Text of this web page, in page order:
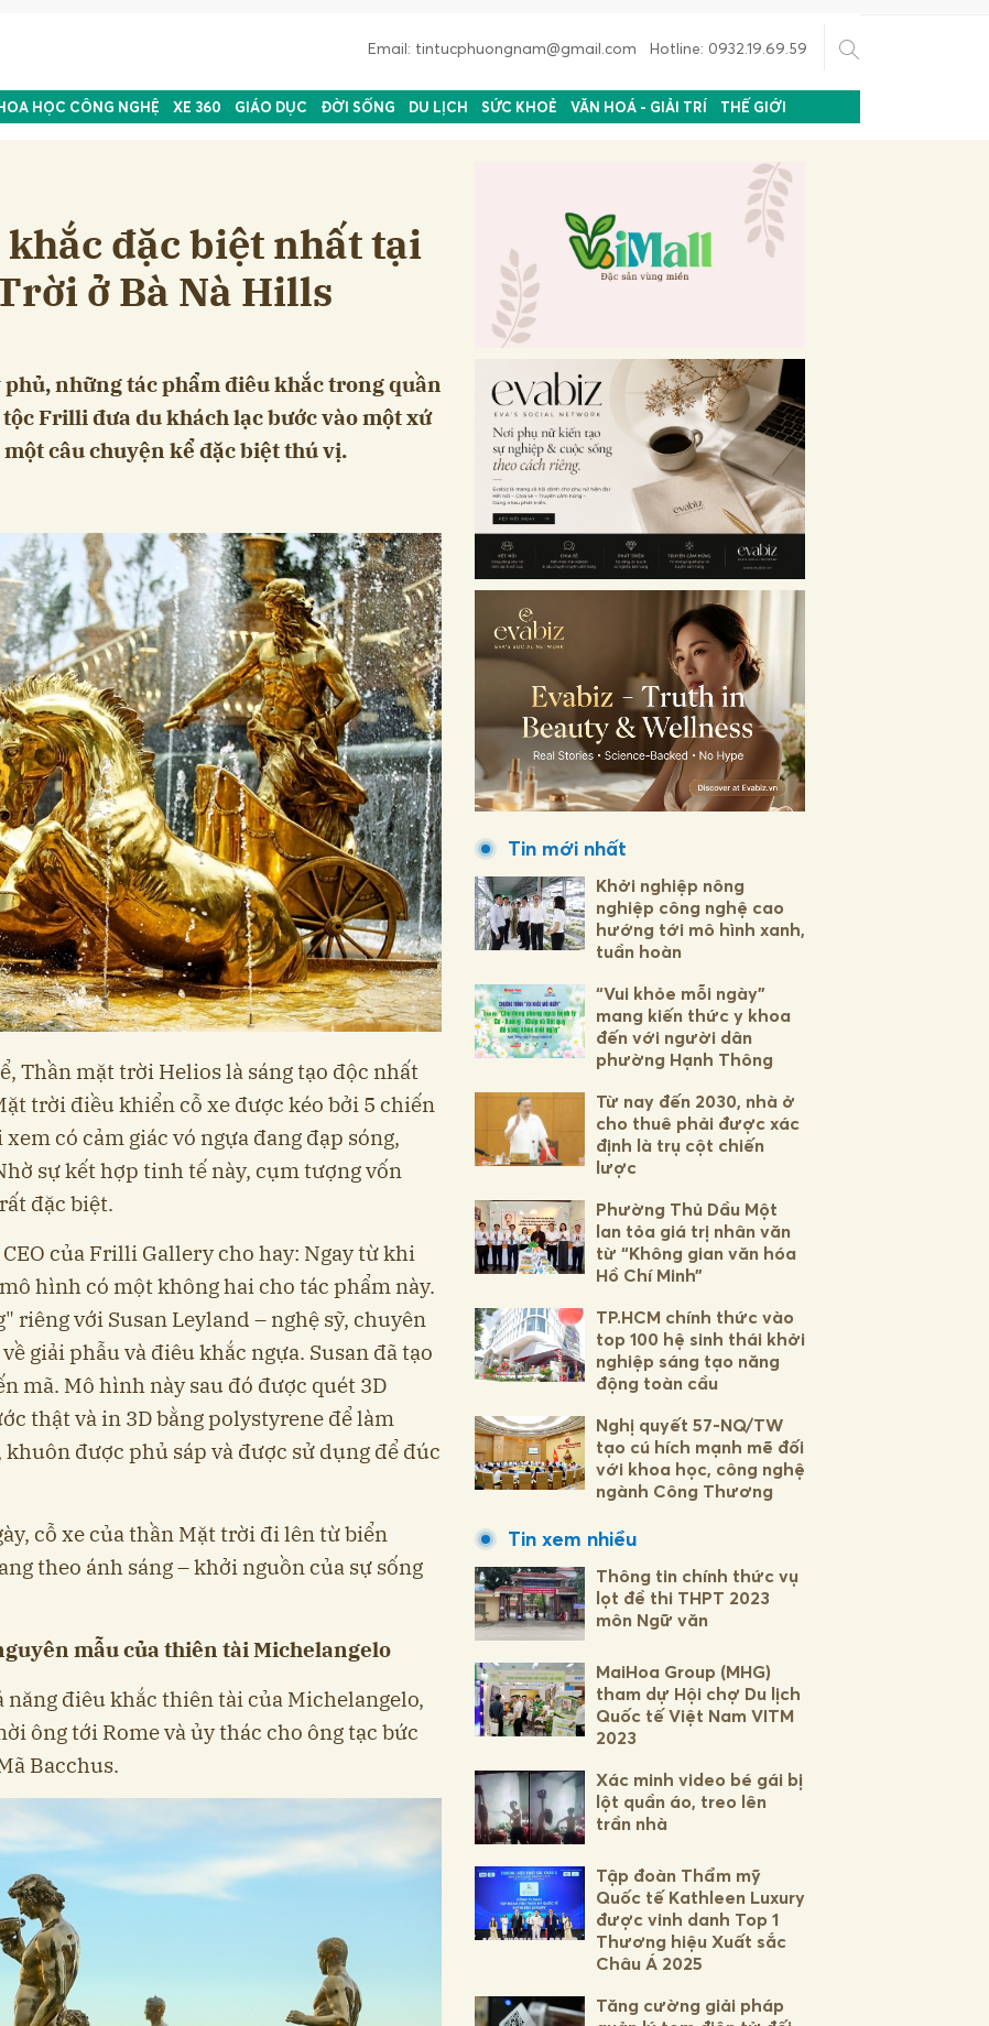
Email: tintucphuongnam@gmail.com Hotline: 0932.19.69.59
HỌC CÔNG NGHỆ XE 360 GIÁO DỤC ĐỜI SỐNG DU LỊCH SỨC KHOẺ VĂN HOÁ - GIẢI TRÍ THẾ GIỚI
đặc biệt nhất tại
ở Bà Nà Hills
những tác phẩm điêu khắc trong quần
Frilli đưa du khách lạc bước vào một xứ
câu chuyện kể đặc biệt thú vị.
Thần mặt trời Helios là sáng tạo độc nhất
trời điều khiển cỗ xe được kéo bởi 5 chiến
có cảm giác vó ngựa đang đạp sóng,
sự kết hợp tinh tế này, cụm tượng vốn
đặc biệt.
của Frilli Gallery cho hay: Ngay từ khi
hình có một không hai cho tác phẩm này.
riêng với Susan Leyland – nghệ sỹ, chuyên
giải phẫu và điêu khắc ngựa. Susan đã tạo
mã. Mô hình này sau đó được quét 3D
thật và in 3D bằng polystyrene để làm
được phủ sáp và được sử dụng để đúc
cỗ xe của thần Mặt trời đi lên từ biển
theo ánh sáng – khởi nguồn của sự sống
mẫu của thiên tài Michelangelo
năng điêu khắc thiên tài của Michelangelo,
ông tới Rome và ủy thác cho ông tạc bức
Bacchus.
Tin mới nhất
Khởi nghiệp nông
nghiệp công nghệ cao
hướng tới mô hình xanh,
tuần hoàn
“Vui khỏe mỗi ngày”
mang kiến thức y khoa
đến với người dân
phường Hạnh Thông
Từ nay đến 2030, nhà ở
cho thuê phải được xác
định là trụ cột chiến
lược
Phường Thủ Dầu Một
lan tỏa giá trị nhân văn
từ “Không gian văn hóa
Hồ Chí Minh”
TP.HCM chính thức vào
top 100 hệ sinh thái khởi
nghiệp sáng tạo năng
động toàn cầu
Nghị quyết 57-NQ/TW
tạo cú hích mạnh mẽ đối
với khoa học, công nghệ
ngành Công Thương
Tin xem nhiều
Thông tin chính thức vụ
lọt đề thi THPT 2023
môn Ngữ văn
MaiHoa Group (MHG)
tham dự Hội chợ Du lịch
Quốc tế Việt Nam VITM
2023
Xác minh video bé gái bị
lột quần áo, treo lên
trần nhà
Tập đoàn Thẩm mỹ
Quốc tế Kathleen Luxury
được vinh danh Top 1
Thương hiệu Xuất sắc
Châu Á 2025
Tăng cường giải pháp